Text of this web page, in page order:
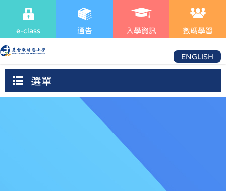
e-class 通告 入學資訊 數碼學習
ENGLISH
選單